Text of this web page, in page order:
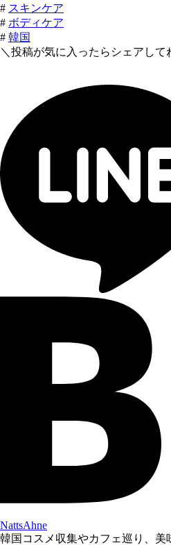
# スキンケア
# ボディケア
# 韓国
＼投稿が気に入ったらシェアして
NattsAhne
韓国コスメ収集やカフェ巡り、美